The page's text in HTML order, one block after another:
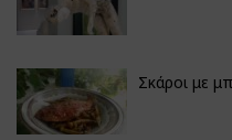
Σκάροι με